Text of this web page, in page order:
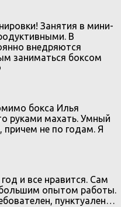
Занятия в мини-
В
внедряются
заниматься боксом
бокса Илья
руками махать. Умный
причем не по годам. Я
и все нравится. Сам
большим опытом работы.
пунктуален…